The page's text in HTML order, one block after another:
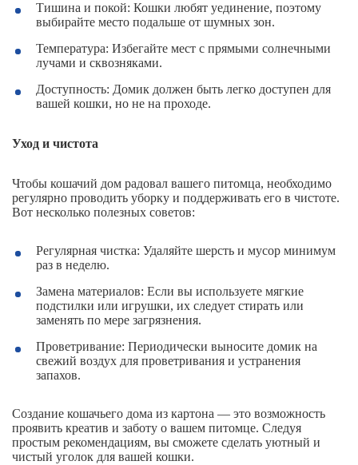
Тишина и покой: Кошки любят уединение, поэтому
выбирайте место подальше от шумных зон.
Температура: Избегайте мест с прямыми солнечными
лучами и сквозняками.
Доступность: Домик должен быть легко доступен для
вашей кошки, но не на проходе.
Уход и чистота
Чтобы кошачий дом радовал вашего питомца, необходимо
регулярно проводить уборку и поддерживать его в чистоте.
Вот несколько полезных советов:
Регулярная чистка: Удаляйте шерсть и мусор минимум
раз в неделю.
Замена материалов: Если вы используете мягкие
подстилки или игрушки, их следует стирать или
заменять по мере загрязнения.
Проветривание: Периодически выносите домик на
свежий воздух для проветривания и устранения
запахов.
Создание кошачьего дома из картона — это возможность
проявить креатив и заботу о вашем питомце. Следуя
простым рекомендациям, вы сможете сделать уютный и
чистый уголок для вашей кошки.